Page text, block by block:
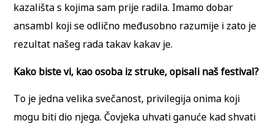
kazališta s kojima sam prije radila. Imamo dobar
ansambl koji se odlično međusobno razumije i zato je
rezultat našeg rada takav kakav je.
Kako biste vi, kao osoba iz struke, opisali naš festival?
To je jedna velika svečanost, privilegija onima koji
mogu biti dio njega. Čovjeka uhvati ganuće kad shvati